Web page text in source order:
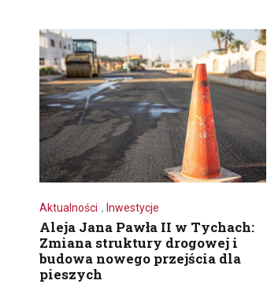
Aktualności , Inwestycje
Aleja Jana Pawła II w Tychach:
Zmiana struktury drogowej i
budowa nowego przejścia dla
pieszych